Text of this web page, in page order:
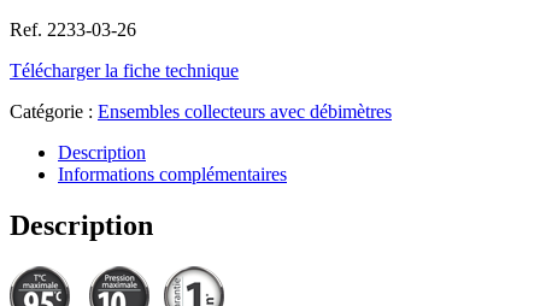
Ref. 2233-03-26
Télécharger la fiche technique
Catégorie : Ensembles collecteurs avec débimètres
Description
Informations complémentaires
Description